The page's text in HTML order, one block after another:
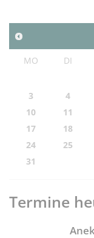
MO DI
3
4
10
11
17
18
24
25
31
Termine